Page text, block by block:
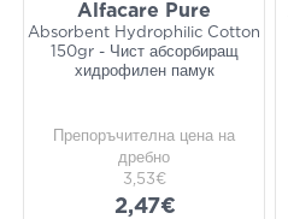
Alfacare Pure
Absorbent Hydrophilic Cotton
150gr - Чист абсорбиращ
хидрофилен памук
Препоръчителна цена на
дребно
3,53€
2,47€